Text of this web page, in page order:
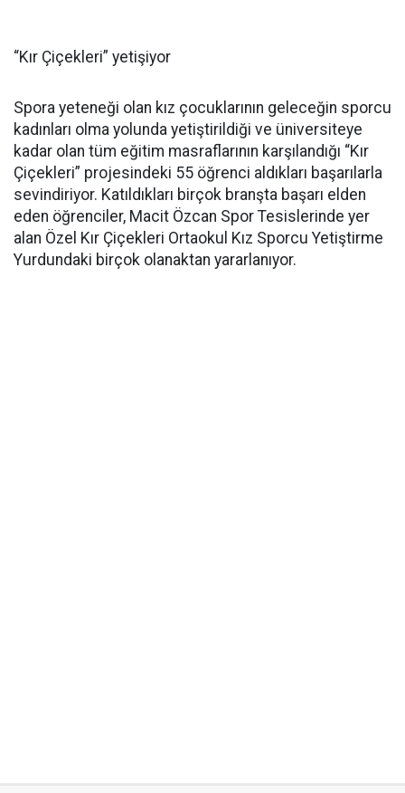
“Kır Çiçekleri” yetişiyor
Spora yeteneği olan kız çocuklarının geleceğin sporcu
kadınları olma yolunda yetiştirildiği ve üniversiteye
kadar olan tüm eğitim masraflarının karşılandığı “Kır
Çiçekleri” projesindeki 55 öğrenci aldıkları başarılarla
sevindiriyor. Katıldıkları birçok branşta başarı elden
eden öğrenciler, Macit Özcan Spor Tesislerinde yer
alan Özel Kır Çiçekleri Ortaokul Kız Sporcu Yetiştirme
Yurdundaki birçok olanaktan yararlanıyor.